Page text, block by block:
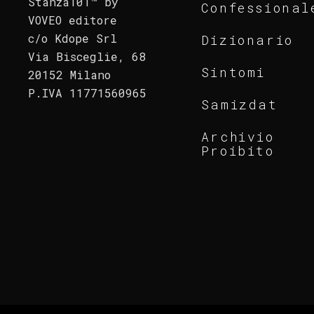
VOVEO editore
c/o Kdope Srl
Via Bisceglie, 68
20152 Milano
P.IVA 11771560965
Dizionario
Sintomi
Samizdat
Archivio
Proibito